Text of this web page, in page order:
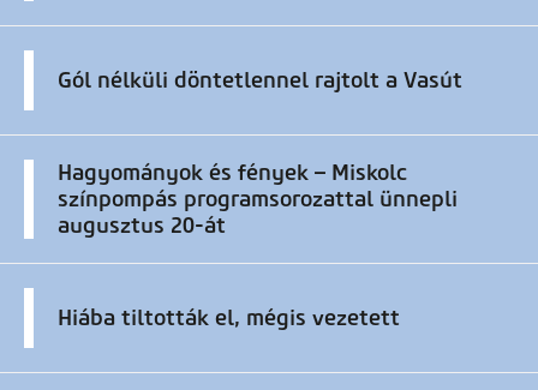
Gól nélküli döntetlennel rajtolt a Vasút
Hagyományok és fények – Miskolc
színpompás programsorozattal ünnepli
augusztus 20-át
Hiába tiltották el, mégis vezetett